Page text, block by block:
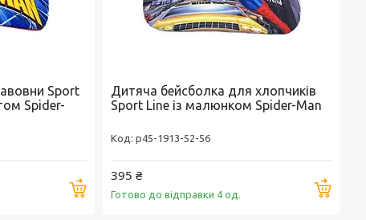
Sport
Spider-
Купити
Дитяча бейсболка для хлопчиків
Sport Line із малюнком Spider-Man
p45-1913-52-56
395 ₴
Готово до відправки 4 од.